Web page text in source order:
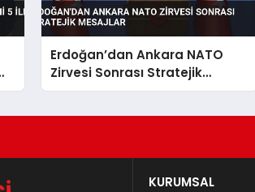
Erdoğan’dan Ankara NATO
Zirvesi Sonrası Stratejik
Mesajlar
KURUMSAL